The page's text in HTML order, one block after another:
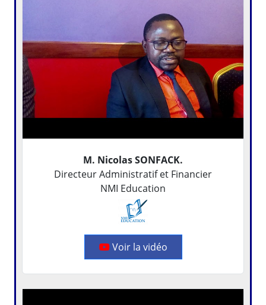
M. Nicolas SONFACK.
Directeur Administratif et Financier
NMI Education
Voir la vidéo